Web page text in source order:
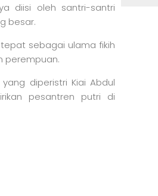
diisi oleh santri-santri
besar.
sebagai ulama fikih
perempuan.
diperistri Kiai Abdul
pesantren putri di